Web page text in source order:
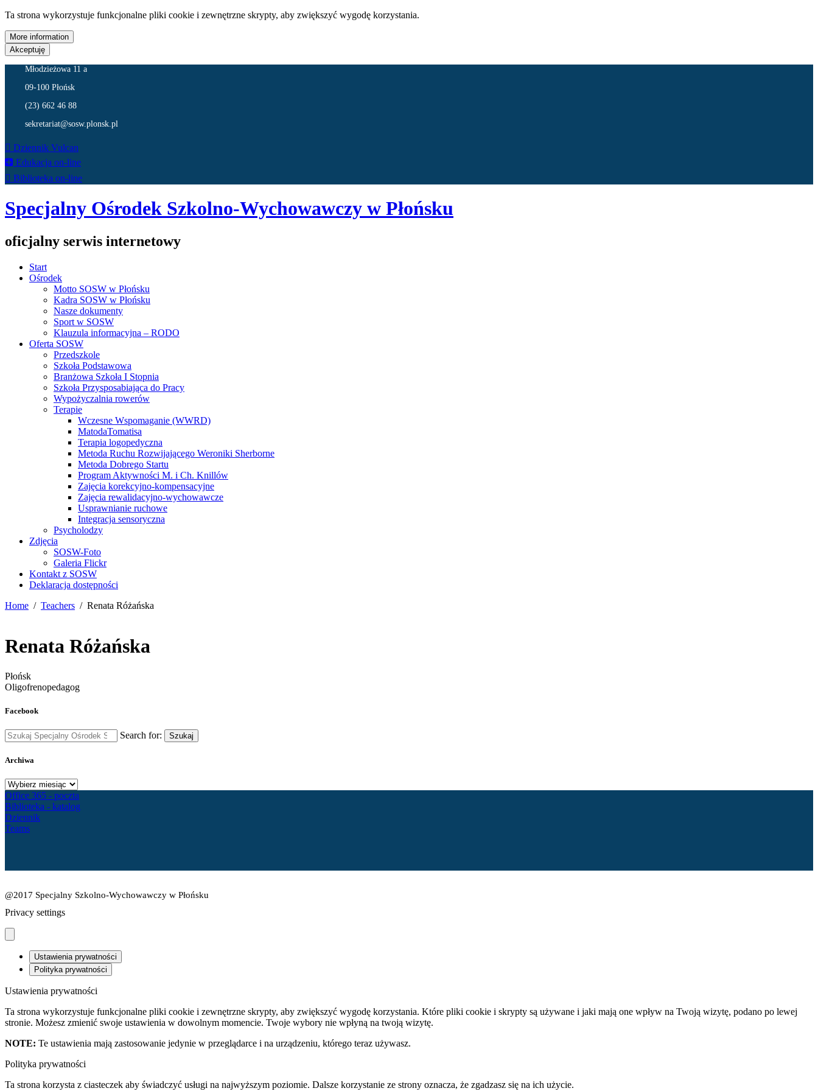
Ta strona wykorzystuje funkcjonalne pliki cookie i zewnętrzne skrypty, aby zwiększyć wygodę korzystania.
More information
Akceptuję
Młodzieżowa 11 a
09-100 Płońsk
(23) 662 46 88
sekretariat@sosw.plonsk.pl
Dziennik Vulcan
Edukacja on-line
Biblioteka on-line
Specjalny Ośrodek Szkolno-Wychowawczy w Płońsku
oficjalny serwis internetowy
Start
Ośrodek
Motto SOSW w Płońsku
Kadra SOSW w Płońsku
Nasze dokumenty
Sport w SOSW
Klauzula informacyjna – RODO
Oferta SOSW
Przedszkole
Szkoła Podstawowa
Branżowa Szkoła I Stopnia
Szkoła Przysposabiająca do Pracy
Wypożyczalnia rowerów
Terapie
Wczesne Wspomaganie (WWRD)
MatodaTomatisa
Terapia logopedyczna
Metoda Ruchu Rozwijającego Weroniki Sherborne
Metoda Dobrego Startu
Program Aktywności M. i Ch. Knillów
Zajęcia korekcyjno-kompensacyjne
Zajęcia rewalidacyjno-wychowawcze
Usprawnianie ruchowe
Integracja sensoryczna
Psycholodzy
Zdjęcia
SOSW-Foto
Galeria Flickr
Kontakt z SOSW
Deklaracja dostępności
Home
Teachers Renata Różańska
Renata Różańska
Płońsk
Oligofrenopedagog
Facebook
Search for: Szukaj
Archiwa
Archiwa
Office 365 - poczta
Biblioteka - katalog
Dziennik
Teams
@2017 Specjalny Szkolno-Wychowawczy w Płońsku
Privacy settings
Ustawienia prywatności
Polityka prywatności
Ustawienia prywatności
Ta strona wykorzystuje funkcjonalne pliki cookie i zewnętrzne skrypty, aby zwiększyć wygodę korzystania. Które pliki cookie i skrypty są używane i jaki mają one wpływ na Twoją wizytę, podano po lewej
stronie. Możesz zmienić swoje ustawienia w dowolnym momencie. Twoje wybory nie wpłyną na twoją wizytę.
NOTE: Te ustawienia mają zastosowanie jedynie w przeglądarce i na urządzeniu, którego teraz używasz.
Polityka prywatności
Ta strona korzysta z ciasteczek aby świadczyć usługi na najwyższym poziomie. Dalsze korzystanie ze strony oznacza, że zgadzasz się na ich użycie.